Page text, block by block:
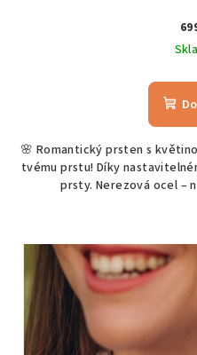
🌸 Romantický prsten s
tvému prstu! Díky
prsty. Nerezová ocel –